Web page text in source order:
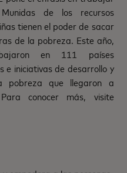
de los recursos
tienen el poder de sacar
de la pobreza. Este año,
en 111 países
e iniciativas de desarrollo y
pobreza que llegaron a
conocer más, visite